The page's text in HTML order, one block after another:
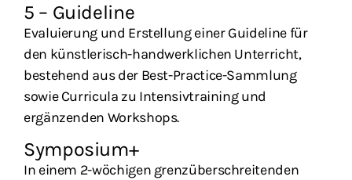
5 – Guideline
Evaluierung und Erstellung einer Guideline für
den künstlerisch-handwerklichen Unterricht,
bestehend aus der Best-Practice-Sammlung
sowie Curricula zu Intensivtraining und
ergänzenden Workshops.
Symposium+
In einem 2-wöchigen grenzüberschreitenden